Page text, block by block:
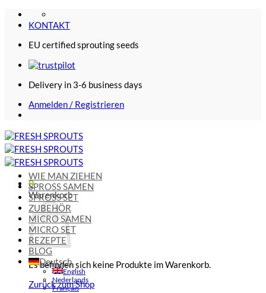
Zum
Inhalt
KONTAKT
EU certified sprouting seeds
Delivery in 3-6 business days
Anmelden / Registrieren
0
Warenkorb
Es befinden sich keine Produkte im Warenkorb.
Zurück zum Shop
WIE MAN ZIEHEN
SPROSS SAMEN
SPROSS SET
ZUBEHÖR
MICRO SAMEN
MICRO SET
REZEPTE
BLOG
Deutsch
English
Nederlands
Français